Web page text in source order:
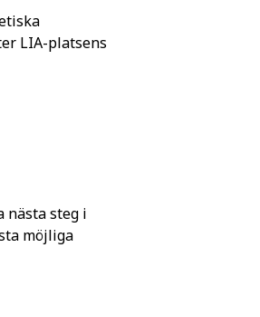
LIA-platsens
nästa steg i
möjliga